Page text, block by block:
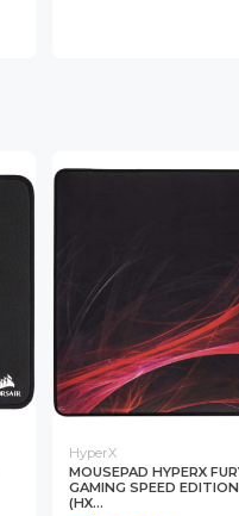
HyperX
MOUSEPAD HYPERX
GAMING SPEED
(HX...